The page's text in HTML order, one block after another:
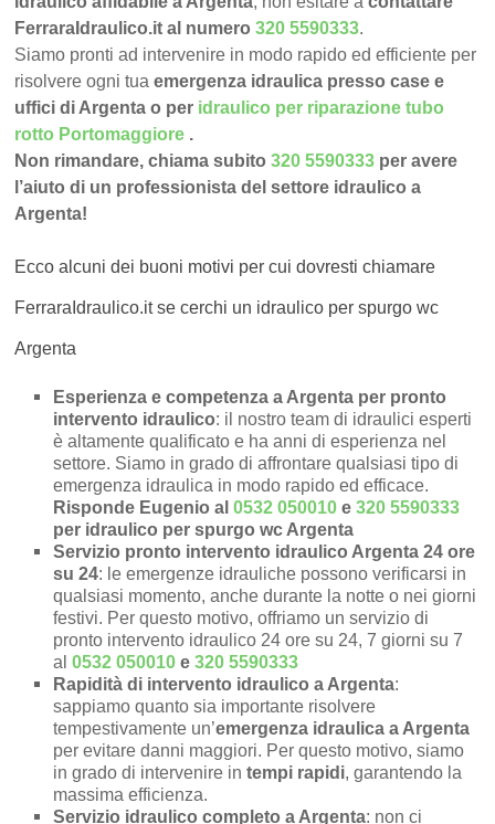
FerraraIdraulico.it al numero320 5590333.
Siamo pronti ad intervenire in modo rapido ed efficiente per
risolvere ogni tuaemergenza idraulica presso case e
uffici di Argenta o per idraulico per riparazione tubo
rotto Portomaggiore .
Non rimandare, chiama subito320 5590333 per avere
l’aiuto di un professionista del settore idraulico a
Argenta!
Ecco alcuni dei buoni motivi per cui dovresti chiamare
FerraraIdraulico.it se cerchi un idraulico per spurgo wc
Argenta
Esperienza e competenza a Argenta per pronto
intervento idraulico: il nostro team di idraulici esperti
è altamente qualificato e ha anni di esperienza nel
settore. Siamo in grado di affrontare qualsiasi tipo di
emergenza idraulica in modo rapido ed efficace.
Risponde Eugenio al0532 050010 e320 5590333
per idraulico per spurgo wc Argenta
Servizio pronto intervento idraulico Argenta 24 ore
su 24: le emergenze idrauliche possono verificarsi in
qualsiasi momento, anche durante la notte o nei giorni
festivi. Per questo motivo, offriamo un servizio di
pronto intervento idraulico 24 ore su 24, 7 giorni su 7
al0532 050010 e320 5590333
Rapidità di intervento idraulico a Argenta:
sappiamo quanto sia importante risolvere
tempestivamente un’emergenza idraulica a Argenta
per evitare danni maggiori. Per questo motivo, siamo
in grado di intervenire intempi rapidi, garantendo la
massima efficienza.
Servizio idraulico completo a Argenta: non ci